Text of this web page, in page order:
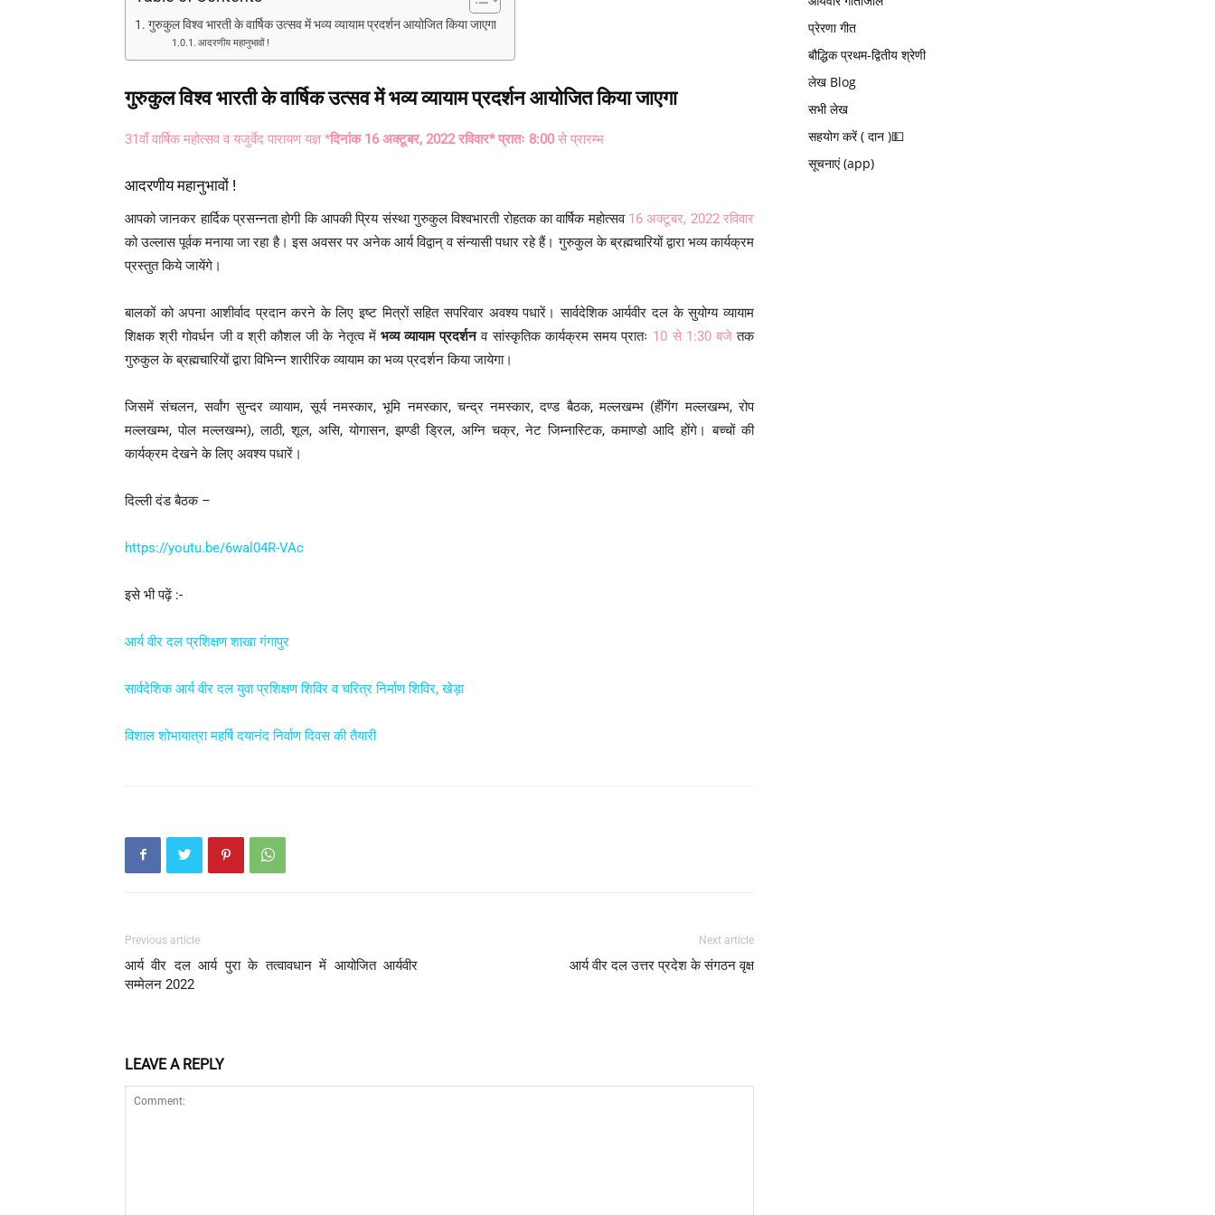
गुरुकुल विश्व भारती के वार्षिक उत्सव में भव्य व्यायाम प्रदर्शन आयोजित किया जाएगा
आदरणीय महानुभावों !
गुरुकुल विश्व भारती के वार्षिक उत्सव में भव्य व्यायाम प्रदर्शन आयोजित किया जाएगा
31वाँ वार्षिक महोत्सव व यजुर्वेद पारायण यज्ञ *दिनांक 16 अक्टूबर, 2022 रविवार* प्रातः 8:00 से प्रारम्भ
आदरणीय महानुभावों !
आपको जानकर हार्दिक प्रसन्नता होगी कि आपकी प्रिय संस्था गुरुकुल विश्वभारती रोहतक का वार्षिक महोत्सव 16 अक्टूबर, 2022 रविवार
को उल्लास पूर्वक मनाया जा रहा है। इस अवसर पर अनेक आर्य विद्वान् व संन्यासी पधार रहे हैं। गुरुकुल के ब्रह्मचारियों द्वारा भव्य कार्यक्रम
प्रस्तुत किये जायेंगे।
बालकों को अपना आशीर्वाद प्रदान करने के लिए इष्ट मित्रों सहित सपरिवार अवश्य पधारें। सार्वदेशिक आर्यवीर दल के सुयोग्य व्यायाम
शिक्षक श्री गोवर्धन जी व श्री कौशल जी के नेतृत्व में भव्य व्यायाम प्रदर्शनव सांस्कृतिक कार्यक्रम समय प्रातः 10 से 1:30 बजेतक
गुरुकुल के ब्रह्मचारियों द्वारा विभिन्न शारीरिक व्यायाम का भव्य प्रदर्शन किया जायेगा।
जिसमें संचलन, सर्वांग सुन्दर व्यायाम, सूर्य नमस्कार, भूमि नमस्कार, चन्द्र नमस्कार, दण्ड बैठक, मल्लखम्भ (हँगिंग मल्लखम्भ, रोप
मल्लखम्भ, पोल मल्लखम्भ), लाठी, शूल, असि, योगासन, झण्डी ड्रिल, अग्नि चक्र, नेट जिम्नास्टिक, कमाण्डो आदि होंगे। बच्चों की
कार्यक्रम देखने के लिए अवश्य पधारें।
दिल्ली दंड बैठक –
https://youtu.be/6wal04R-VAc
इसे भी पढ़ें :-
आर्य वीर दल प्रशिक्षण शाखा गंगापुर
सार्वदेशिक आर्य वीर दल युवा प्रशिक्षण शिविर व चरित्र निर्माण शिविर, खेड़ा
विशाल शोभायात्रा महर्षि दयानंद निर्वाण दिवस की तैयारी
Previous article
आर्य वीर दल आर्य पुरा के तत्वावधान में आयोजित आर्यवीर
सम्मेलन 2022
Next article
आर्य वीर दल उत्तर प्रदेश के संगठन वृक्ष
LEAVE A REPLY
प्रेरणा गीत
बौद्धिक प्रथम-द्वितीय श्रेणी
लेख Blog
सभी लेख
सहयोग करें ( दान )💵
सूचनाएं (app)